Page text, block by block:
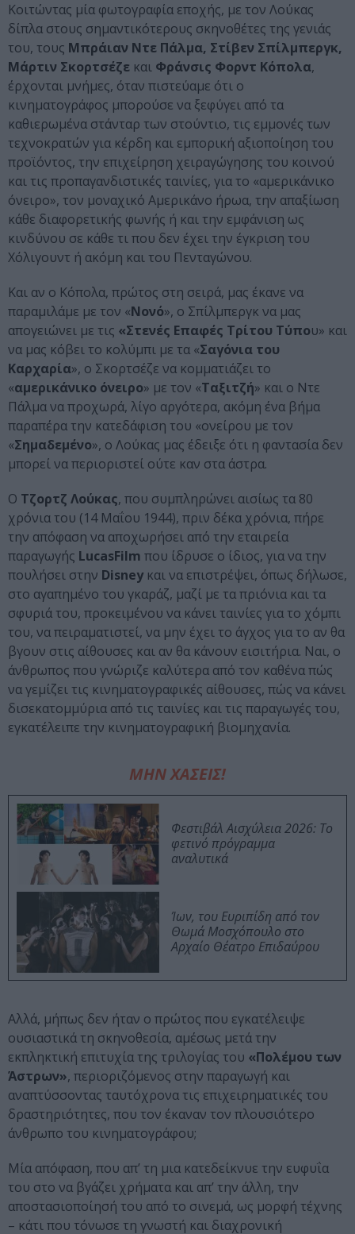
Κοιτώντας μία φωτογραφία εποχής, με τον Λούκας
δίπλα στους σημαντικότερους σκηνοθέτες της γενιάς
του, τους Μπράιαν Ντε Πάλμα, Στίβεν Σπίλμπεργκ,
Μάρτιν Σκορτσέζε και Φράνσις Φορντ Κόπολα,
έρχονται μνήμες, όταν πιστεύαμε ότι ο
κινηματογράφος μπορούσε να ξεφύγει από τα
καθιερωμένα στάνταρ των στούντιο, τις εμμονές των
τεχνοκρατών για κέρδη και εμπορική αξιοποίηση του
προϊόντος, την επιχείρηση χειραγώγησης του κοινού
και τις προπαγανδιστικές ταινίες, για το «αμερικάνικο
όνειρο», τον μοναχικό Αμερικάνο ήρωα, την απαξίωση
κάθε διαφορετικής φωνής ή και την εμφάνιση ως
κινδύνου σε κάθε τι που δεν έχει την έγκριση του
Χόλιγουντ ή ακόμη και του Πενταγώνου.
Και αν ο Κόπολα, πρώτος στη σειρά, μας έκανε να
παραμιλάμε με τον «Νονό», ο Σπίλμπεργκ να μας
απογειώνει με τις «Στενές Επαφές Τρίτου Τύπου» και
να μας κόβει το κολύμπι με τα «Σαγόνια του
Καρχαρία», ο Σκορτσέζε να κομματιάζει το
«αμερικάνικο όνειρο» με τον «Ταξιτζή» και ο Ντε
Πάλμα να προχωρά, λίγο αργότερα, ακόμη ένα βήμα
παραπέρα την κατεδάφιση του «ονείρου με τον
«Σημαδεμένο», ο Λούκας μας έδειξε ότι η φαντασία δεν
μπορεί να περιοριστεί ούτε καν στα άστρα.
Ο Τζορτζ Λούκας, που συμπληρώνει αισίως τα 80
χρόνια του (14 Μαΐου 1944), πριν δέκα χρόνια, πήρε
την απόφαση να αποχωρήσει από την εταιρεία
παραγωγής LucasFilm που ίδρυσε ο ίδιος, για να την
πουλήσει στην Disney και να επιστρέψει, όπως δήλωσε,
στο αγαπημένο του γκαράζ, μαζί με τα πριόνια και τα
σφυριά του, προκειμένου να κάνει ταινίες για το χόμπι
του, να πειραματιστεί, να μην έχει το άγχος για το αν θα
βγουν στις αίθουσες και αν θα κάνουν εισιτήρια. Ναι, ο
άνθρωπος που γνώριζε καλύτερα από τον καθένα πώς
να γεμίζει τις κινηματογραφικές αίθουσες, πώς να κάνει
δισεκατομμύρια από τις ταινίες και τις παραγωγές του,
εγκατέλειπε την κινηματογραφική βιομηχανία.
ΜΗΝ ΧΑΣΕΙΣ!
Φεστιβάλ Αισχύλεια 2026: Το
φετινό πρόγραμμα
αναλυτικά
Ίων, του Ευριπίδη από τον
Θωμά Μοσχόπουλο στο
Αρχαίο Θέατρο Επιδαύρου
Αλλά, μήπως δεν ήταν ο πρώτος που εγκατέλειψε
ουσιαστικά τη σκηνοθεσία, αμέσως μετά την
εκπληκτική επιτυχία της τριλογίας του «Πολέμου των
Άστρων», περιοριζόμενος στην παραγωγή και
αναπτύσσοντας ταυτόχρονα τις επιχειρηματικές του
δραστηριότητες, που τον έκαναν τον πλουσιότερο
άνθρωπο του κινηματογράφου;
Μία απόφαση, που απ’ τη μια κατεδείκνυε την ευφυΐα
του στο να βγάζει χρήματα και απ’ την άλλη, την
αποστασιοποίησή του από το σινεμά, ως μορφή τέχνης
– κάτι που τόνωσε τη γνωστή και διαχρονική